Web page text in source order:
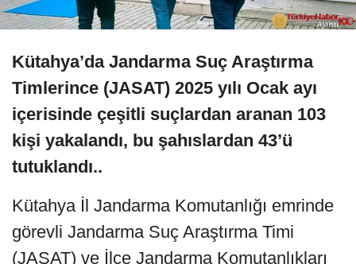
Kütahya’da Jandarma Suç Araştırma
Timlerince (JASAT) 2025 yılı Ocak ayı
içerisinde çeşitli suçlardan aranan 103
kişi yakalandı, bu şahıslardan 43’ü
tutuklandı..
Kütahya İl Jandarma Komutanlığı emrinde
görevli Jandarma Suç Araştırma Timi
(JASAT) ve İlçe Jandarma Komutanlıkları